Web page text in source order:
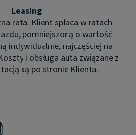
Leasing
rata. Klient spłaca w ratach
pomniejszoną o wartość
indywidualnie, najczęściej na
i obsługa auta związane z
są po stronie Klienta.